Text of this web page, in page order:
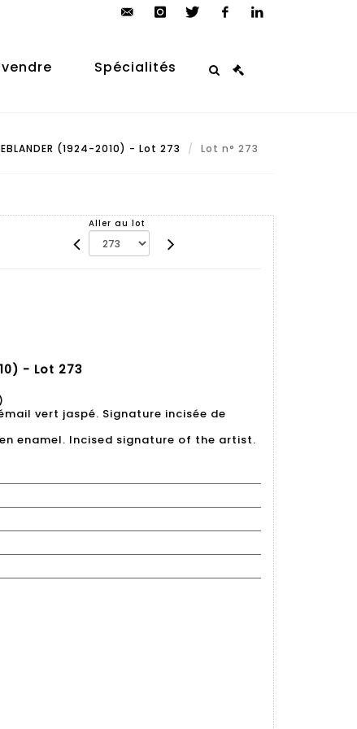
auction.com
Spécialités
(1924-2010) - Lot 273 Lot n° 273
Aller au lot
- Lot 273
vert jaspé. Signature incisée de
enamel. Incised signature of the artist.